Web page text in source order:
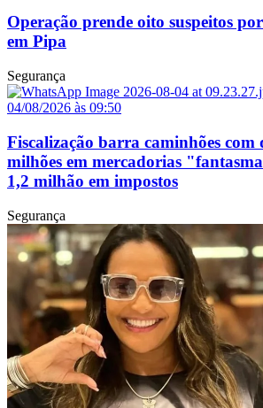
Operação prende oito suspeitos
em Pipa
Segurança
04/08/2026 às 09:50
Fiscalização barra caminhões com
milhões em mercadorias
1,2 milhão em impostos
Segurança